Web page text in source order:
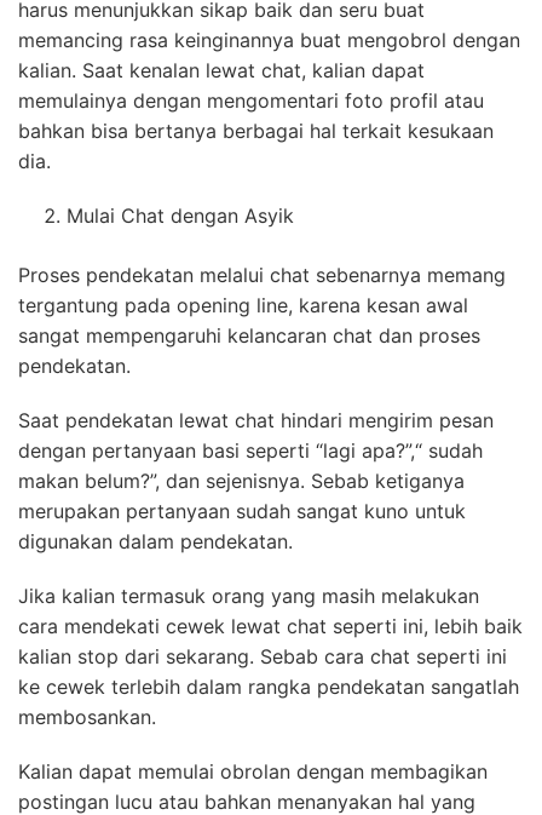
harus menunjukkan sikap baik dan seru buat
memancing rasa keinginannya buat mengobrol dengan
kalian. Saat kenalan lewat chat, kalian dapat
memulainya dengan mengomentari foto profil atau
bahkan bisa bertanya berbagai hal terkait kesukaan
dia.
Mulai Chat dengan Asyik
Proses pendekatan melalui chat sebenarnya memang
tergantung pada opening line, karena kesan awal
sangat mempengaruhi kelancaran chat dan proses
pendekatan.
Saat pendekatan lewat chat hindari mengirim pesan
dengan pertanyaan basi seperti “lagi apa?”,“ sudah
makan belum?”, dan sejenisnya. Sebab ketiganya
merupakan pertanyaan sudah sangat kuno untuk
digunakan dalam pendekatan.
Jika kalian termasuk orang yang masih melakukan
cara mendekati cewek lewat chat seperti ini, lebih baik
kalian stop dari sekarang. Sebab cara chat seperti ini
ke cewek terlebih dalam rangka pendekatan sangatlah
membosankan.
Kalian dapat memulai obrolan dengan membagikan
postingan lucu atau bahkan menanyakan hal yang